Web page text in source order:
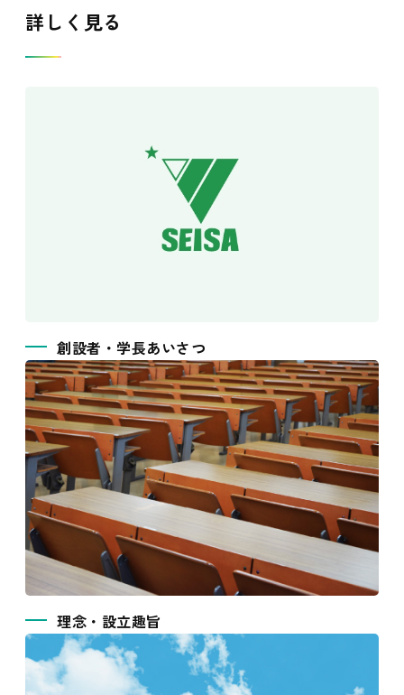
詳しく見る
創設者・学長あいさつ
理念・設立趣旨